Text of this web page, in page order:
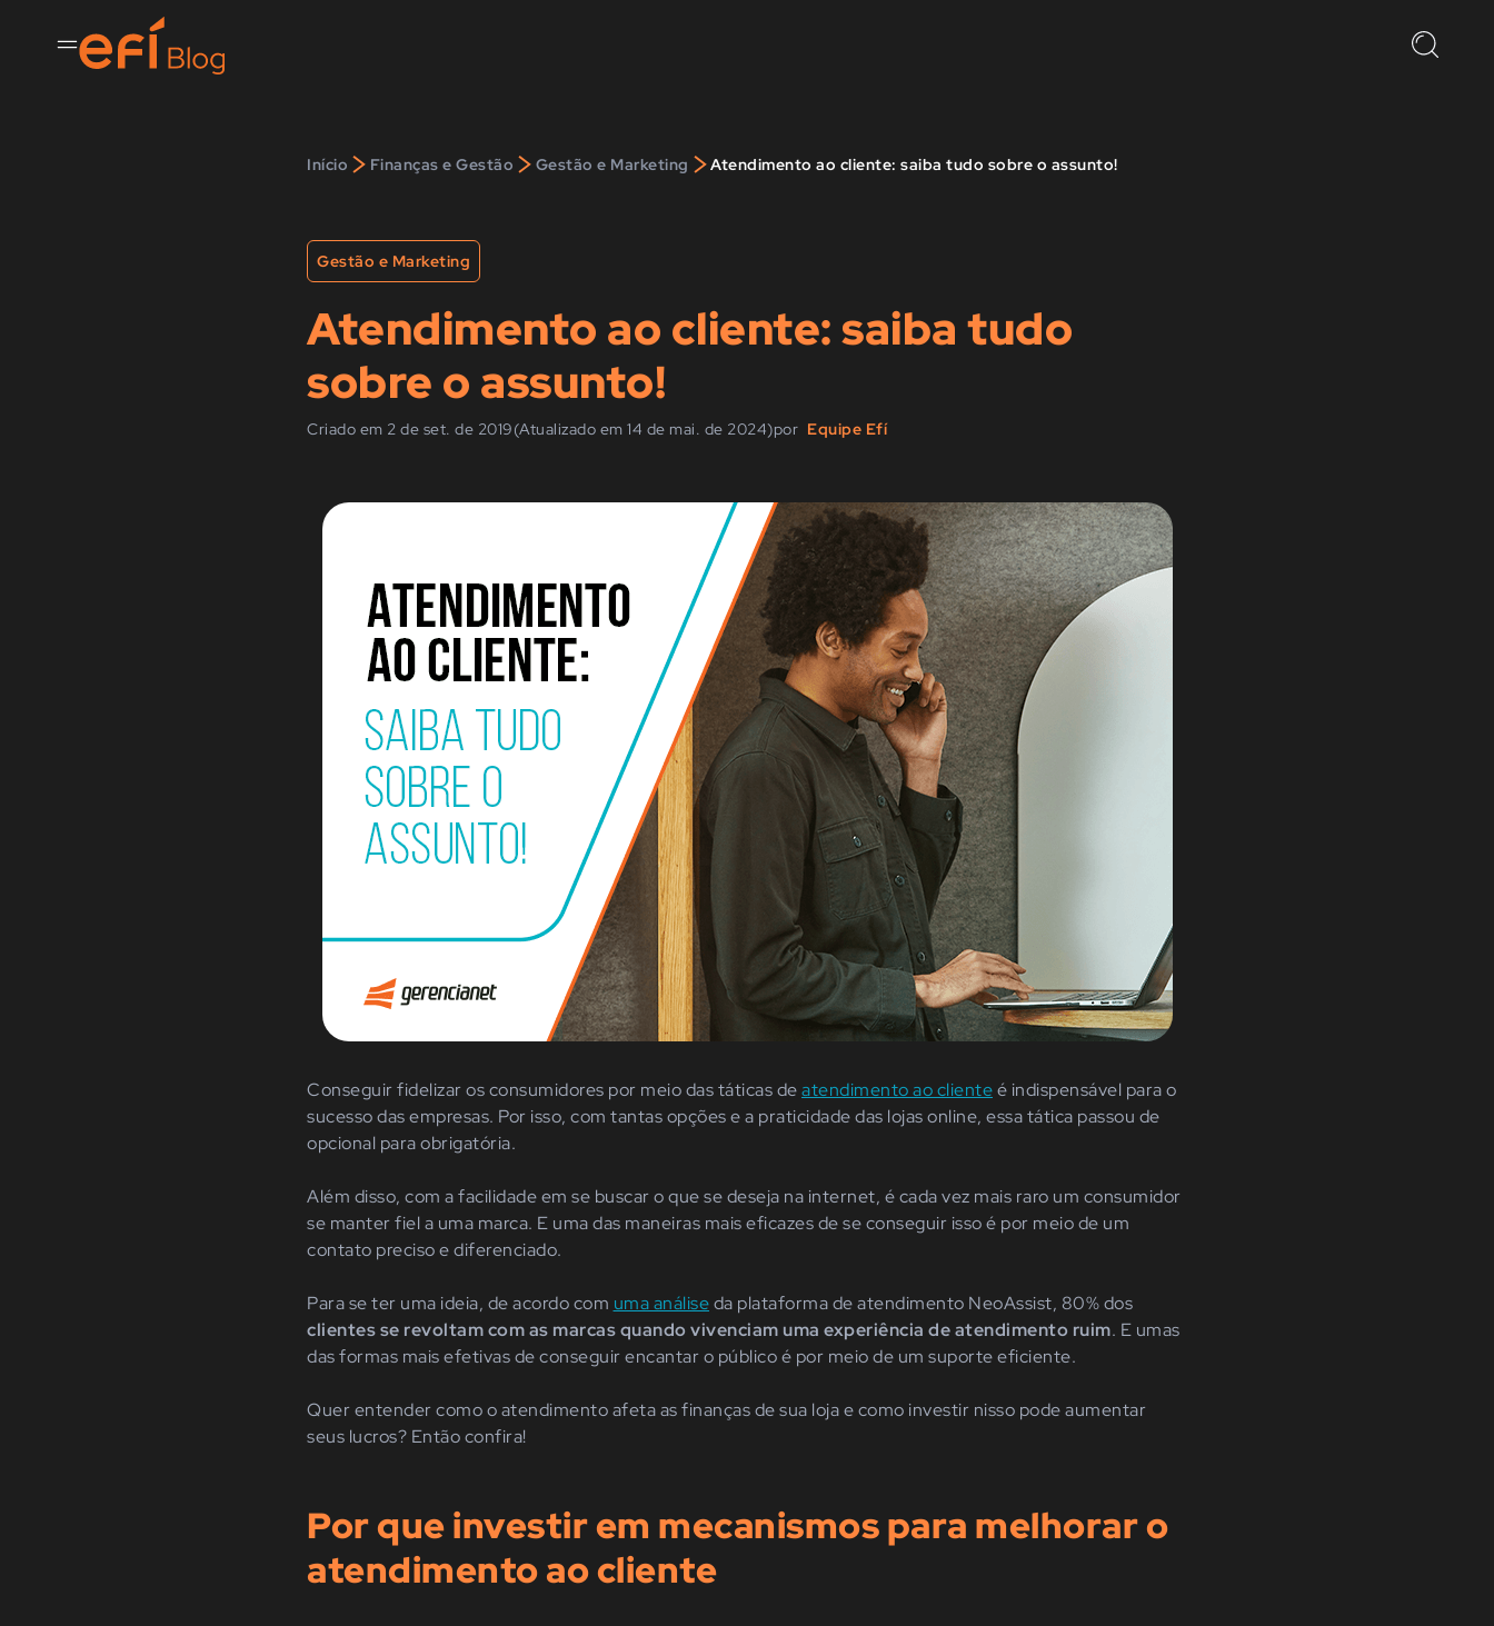
Início > Finanças e Gestão > Gestão e Marketing >Atendimento ao cliente: saiba tudo sobre o assunto!
Gestão e Marketing
Atendimento ao cliente: saiba tudo
sobre o assunto!
Criado em 2 de set. de 2019(Atualizado em 14 de mai. de 2024)por Equipe Efí
Conseguir fidelizar os consumidores por meio das táticas deatendimento ao clienteé indispensável para o
sucesso das empresas. Por isso, com tantas opções ea praticidade das lojas online, essa tática passou de
opcional para obrigatória.
Além disso, com a facilidade em se buscar o que se deseja na internet, é cada vez mais raro um consumidor
se manter fiel a uma marca. E uma das maneiras mais eficazes de se conseguir isso é por meio de um
contato preciso e diferenciado.
Para se ter uma ideia, de acordo com uma análiseda plataforma de atendimento NeoAssist, 80% dos
clientes se revoltam com as marcas quando vivenciam uma experiência de atendimento ruim. E umas
das formas mais efetivas de conseguir encantar o público é por meio de um suporte eficiente.
Quer entender como o atendimento afeta as finanças de sua loja e como investir nisso pode aumentar
seus lucros? Então confira!
Por que investir em mecanismos para melhorar o
atendimento ao cliente